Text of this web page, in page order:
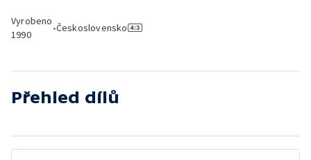
Vyrobeno
1990
•Československo
Přehled dílů